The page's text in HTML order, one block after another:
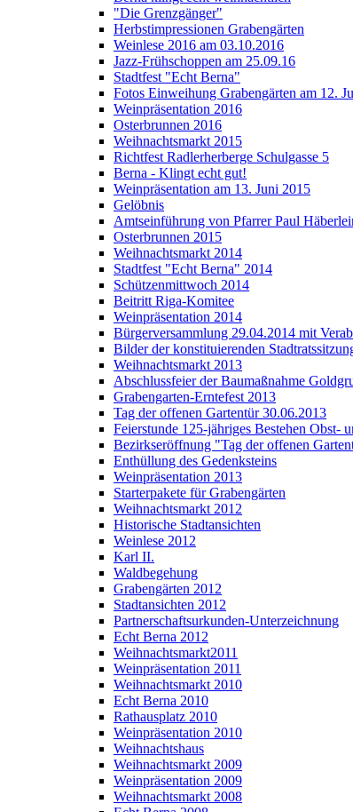
"Die Grenzgänger"
Herbstimpressionen Grabengärten
Weinlese 2016 am 03.10.2016
Jazz-Frühschoppen am 25.09.16
Stadtfest "Echt Berna"
Fotos Einweihung Grabengärten am 12.
Weinpräsentation 2016
Osterbrunnen 2016
Weihnachtsmarkt 2015
Richtfest Radlerherberge Schulgasse 5
Berna - Klingt echt gut!
Weinpräsentation am 13. Juni 2015
Gelöbnis
Amtseinführung von Pfarrer Paul
Osterbrunnen 2015
Weihnachtsmarkt 2014
Stadtfest "Echt Berna" 2014
Schützenmittwoch 2014
Beitritt Riga-Komitee
Weinpräsentation 2014
Bürgerversammlung 29.04.2014 mit
Bilder der konstituierenden
Weihnachtsmarkt 2013
Abschlussfeier der Baumaßnahme
Grabengarten-Erntefest 2013
Tag der offenen Gartentür 30.06.2013
Feierstunde 125-jähriges Bestehen Obst-
Bezirkseröffnung "Tag der offenen
Enthüllung des Gedenksteins
Weinpräsentation 2013
Starterpakete für Grabengärten
Weihnachtsmarkt 2012
Historische Stadtansichten
Weinlese 2012
Karl II.
Waldbegehung
Grabengärten 2012
Stadtansichten 2012
Partnerschaftsurkunden-Unterzeichnung
Echt Berna 2012
Weihnachtsmarkt2011
Weinpräsentation 2011
Weihnachtsmarkt 2010
Echt Berna 2010
Rathausplatz 2010
Weinpräsentation 2010
Weihnachtshaus
Weihnachtsmarkt 2009
Weinpräsentation 2009
Weihnachtsmarkt 2008